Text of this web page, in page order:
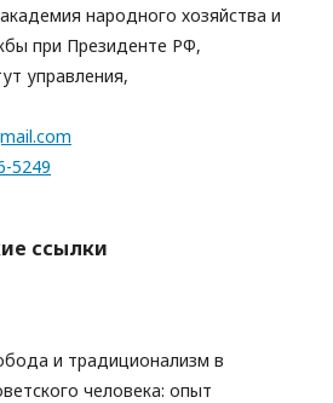
народного хозяйства и
при Президенте РФ,
управления,
5249
ссылки
и традиционализм в
человека: опыт